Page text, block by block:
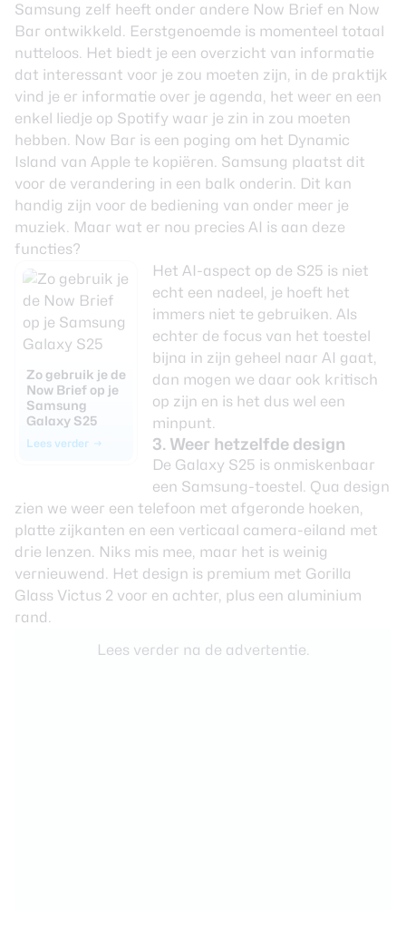
Samsung zelf heeft onder andere Now Brief en Now
Bar ontwikkeld. Eerstgenoemde is momenteel totaal
nutteloos. Het biedt je een overzicht van informatie
dat interessant voor je zou moeten zijn, in de praktijk
vind je er informatie over je agenda, het weer en een
enkel liedje op Spotify waar je zin in zou moeten
hebben. Now Bar is een poging om het Dynamic
Island van Apple te kopiëren. Samsung plaatst dit
voor de verandering in een balk onderin. Dit kan
handig zijn voor de bediening van onder meer je
muziek. Maar wat er nou precies AI is aan deze
functies?
Zo gebruik je de
Now Brief op je
Samsung
Galaxy S25
Lees verder
Het AI-aspect op de S25 is niet
echt een nadeel, je hoeft het
immers niet te gebruiken. Als
echter de focus van het toestel
bijna in zijn geheel naar AI gaat,
dan mogen we daar ook kritisch
op zijn en is het dus wel een
minpunt.
3. Weer hetzelfde design
De Galaxy S25 is onmiskenbaar
een Samsung-toestel. Qua design
zien we weer een telefoon met afgeronde hoeken,
platte zijkanten en een verticaal camera-eiland met
drie lenzen. Niks mis mee, maar het is weinig
vernieuwend. Het design is premium met Gorilla
Glass Victus 2 voor en achter, plus een aluminium
rand.
Lees verder na de advertentie.